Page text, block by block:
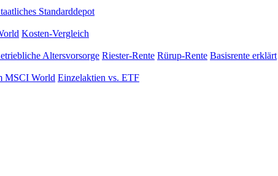
Standarddepot
Kosten-Vergleich
Altersvorsorge Riester-Rente Rürup-Rente Basisrente erklärt
MSCI World Einzelaktien vs. ETF